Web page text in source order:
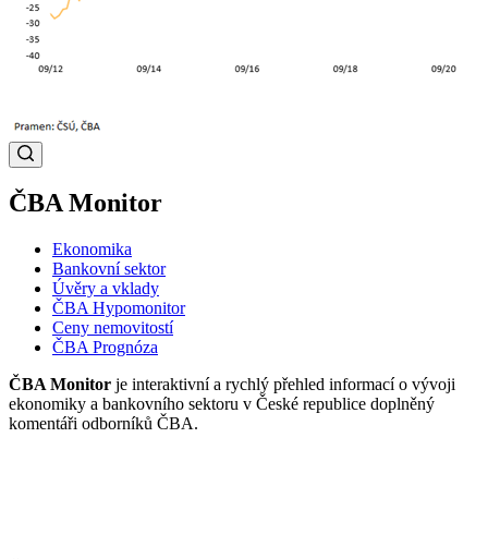
ČBA Monitor
Ekonomika
Bankovní sektor
Úvěry a vklady
ČBA Hypomonitor
Ceny nemovitostí
ČBA Prognóza
ČBA Monitor je interaktivní a rychlý přehled informací o vývoji
ekonomiky a bankovního sektoru v České republice doplněný
komentáři odborníků ČBA.